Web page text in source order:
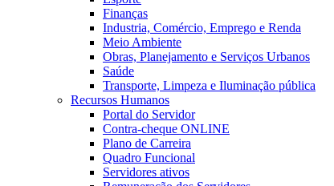
Finanças
Industria, Comércio, Emprego e Renda
Meio Ambiente
Obras, Planejamento e Serviços Urbanos
Saúde
Transporte, Limpeza e Iluminação pública
Recursos Humanos
Portal do Servidor
Contra-cheque ONLINE
Plano de Carreira
Quadro Funcional
Servidores ativos